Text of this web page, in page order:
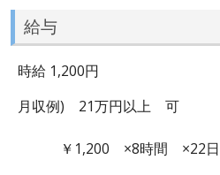
給与
時給 1,200円
月収例) 21万円以上 可
￥1,200 ×8時間 ×22日